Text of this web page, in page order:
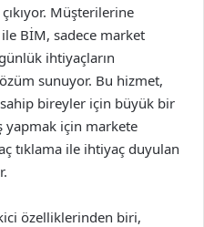
Müşterilerine
BİM, sadece market
ihtiyaçların
sunuyor. Bu hizmet,
bireyler için büyük bir
yapmak için markete
tıklama ile ihtiyaç duyulan
özelliklerinden biri,